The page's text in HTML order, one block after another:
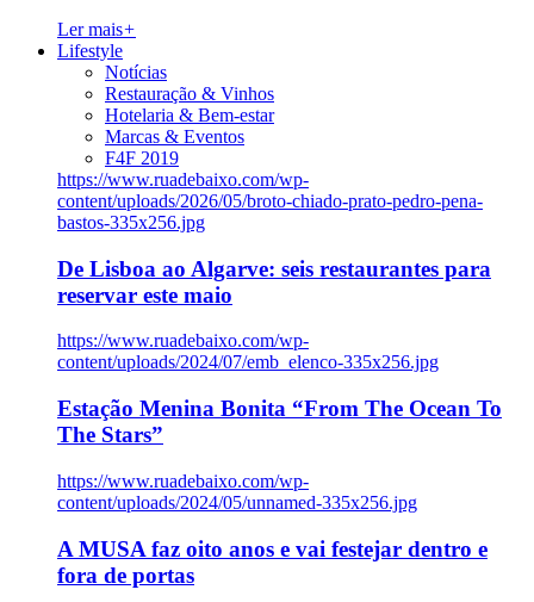
Ler mais+
Lifestyle
Notícias
Restauração & Vinhos
Hotelaria & Bem-estar
Marcas & Eventos
F4F 2019
https://www.ruadebaixo.com/wp-
content/uploads/2026/05/broto-chiado-prato-pedro-pena-
bastos-335x256.jpg
De Lisboa ao Algarve: seis restaurantes para
reservar este maio
https://www.ruadebaixo.com/wp-
content/uploads/2024/07/emb_elenco-335x256.jpg
Estação Menina Bonita “From The Ocean To
The Stars”
https://www.ruadebaixo.com/wp-
content/uploads/2024/05/unnamed-335x256.jpg
A MUSA faz oito anos e vai festejar dentro e
fora de portas